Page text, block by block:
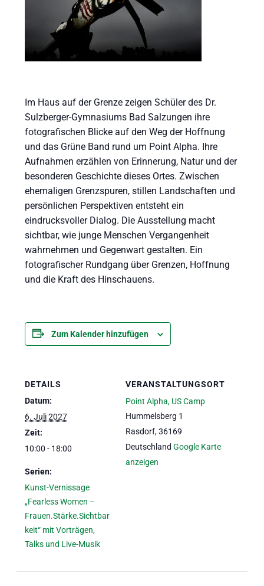
Im Haus auf der Grenze zeigen Schüler des Dr.
Sulzberger-Gymnasiums Bad Salzungen ihre
fotografischen Blicke auf den Weg der Hoffnung
und das Grüne Band rund um Point Alpha. Ihre
Aufnahmen erzählen von Erinnerung, Natur und der
besonderen Geschichte dieses Ortes. Zwischen
ehemaligen Grenzspuren, stillen Landschaften und
persönlichen Perspektiven entsteht ein
eindrucksvoller Dialog. Die Ausstellung macht
sichtbar, wie junge Menschen Vergangenheit
wahrnehmen und Gegenwart gestalten. Ein
fotografischer Rundgang über Grenzen, Hoffnung
und die Kraft des Hinschauens.
Zum Kalender hinzufügen
DETAILS
Datum:
6. Juli 2027
Zeit:
10:00 - 18:00
Serien:
Kunst-Vernissage
„Fearless Women –
Frauen.Stärke.Sichtbar
keit“ mit Vorträgen,
Talks und Live-Musik
VERANSTALTUNGSORT
Point Alpha, US Camp
Hummelsberg 1
Rasdorf, 36169
Deutschland Google Karte
anzeigen